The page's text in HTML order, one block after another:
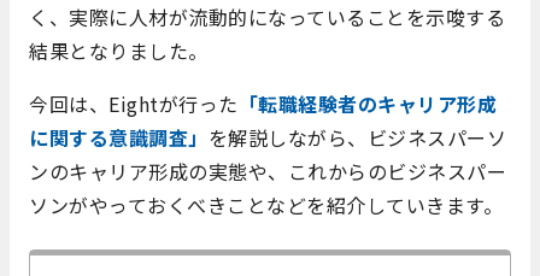
く、実際に人材が流動的になっていることを示唆する
結果となりました。
今回は、Eightが行った 「転職経験者のキャリア形成
に関する意識調査」 を解説しながら、ビジネスパーソ
ンのキャリア形成の実態や、これからのビジネスパー
ソンがやっておくべきことなどを紹介していきます。